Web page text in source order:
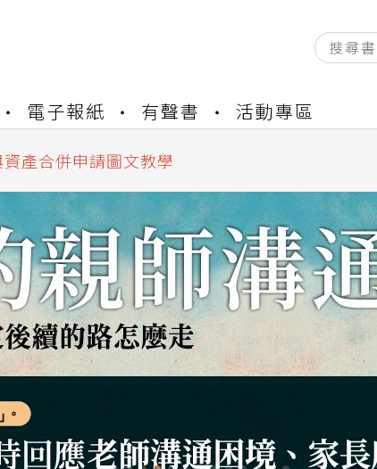
電子報紙 有聲書 活動專區
合併結果查詢